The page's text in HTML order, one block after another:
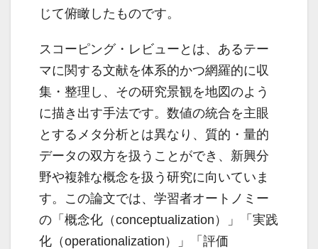
じて俯瞰したものです。
スコーピング・レビューとは、あるテー
マに関する文献を体系的かつ網羅的に収
集・整理し、その研究景観を地図のよう
に描き出す手法です。数値の統合を主眼
とするメタ分析とは異なり、質的・量的
データの双方を扱うことができ、新興分
野や複雑な概念を扱う研究に向いていま
す。この論文では、学習者オートノミー
の「概念化（conceptualization）」「実践
化（operationalization）」「評価